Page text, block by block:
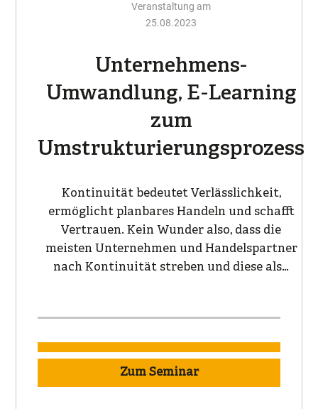
Veranstaltung am
25.08.2023
Unternehmens-
Umwandlung, E-Learning
zum
Umstrukturierungsprozess
Kontinuität bedeutet Verlässlichkeit,
ermöglicht planbares Handeln und schafft
Vertrauen. Kein Wunder also, dass die
meisten Unternehmen und Handelspartner
nach Kontinuität streben und diese als…
Zum Seminar